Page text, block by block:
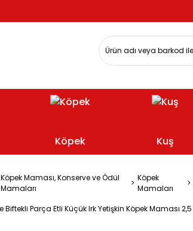
Köpek Kuş
Köpek Maması, Konserve ve Ödül
Mamaları
Köpek
Mamaları